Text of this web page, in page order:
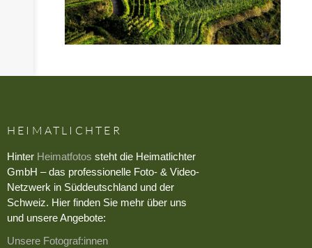
HEIMATLICHTER
Hinter Heimatfotos steht die Heimatlichter
GmbH – das professionelle Foto- & Video-
Netzwerk in Süddeutschland und der
Schweiz. Hier finden Sie mehr über uns
und unsere Angebote:
Unsere Fotograf:innen